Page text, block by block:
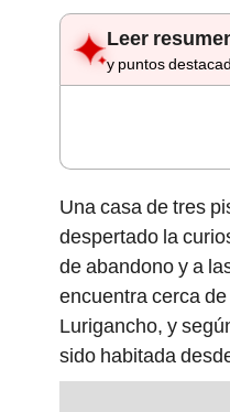
Leer
y puntos
Una casa de tres
despertado la
de abandono y a
encuentra cerca
Lurigancho, y
sido habitada